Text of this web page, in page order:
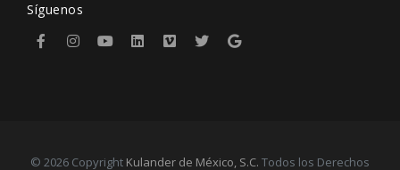
Síguenos
© 2026 Copyright Kulander de México, S.C. Todos los Derechos